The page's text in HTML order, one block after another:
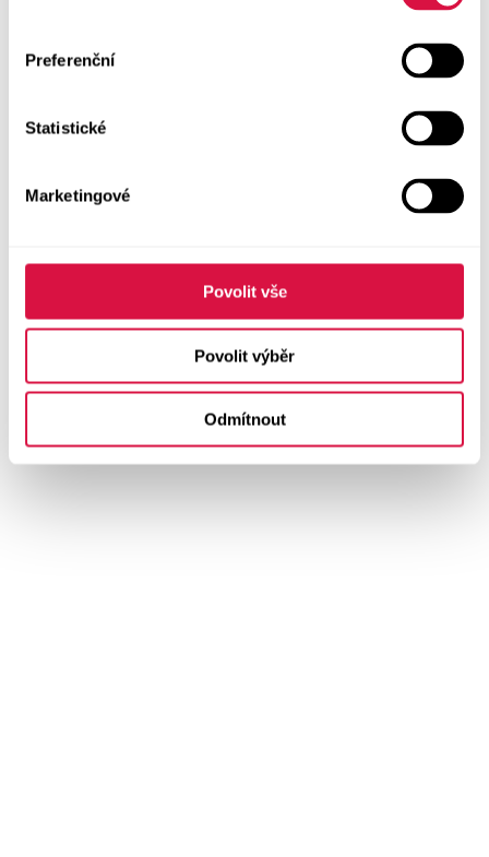
Preferenční
Statistické
Marketingové
Povolit vše
Povolit výběr
Odmítnout